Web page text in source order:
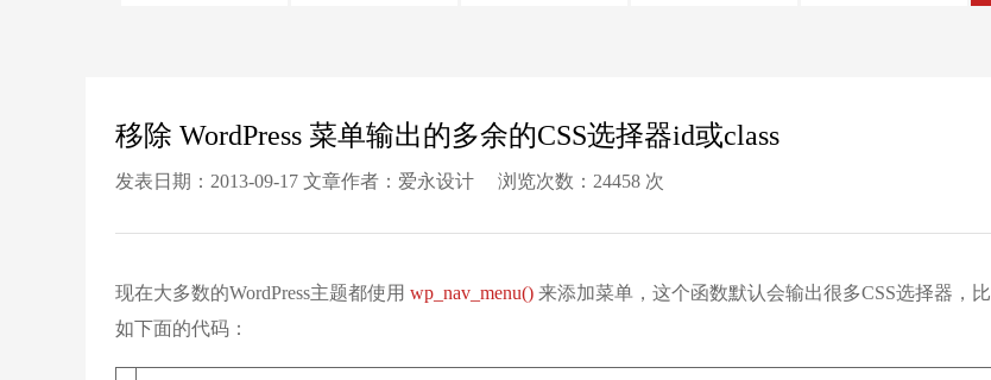
移除 WordPress 菜单输出的多余的CSS选择器id或class
发表日期：2013-09-17 文章作者：爱永设计 浏览次数：24458 次
现在大多数的WordPress主题都使用 wp_nav_menu() 来添加菜单，这个函数默认会输出很多CSS选择器，比
如下面的代码：